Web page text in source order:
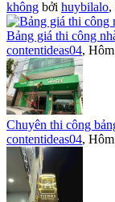
không bởi huybilalo,
Bảng giá thi công
contentideas04,
Chuyên thi công
contentideas04,